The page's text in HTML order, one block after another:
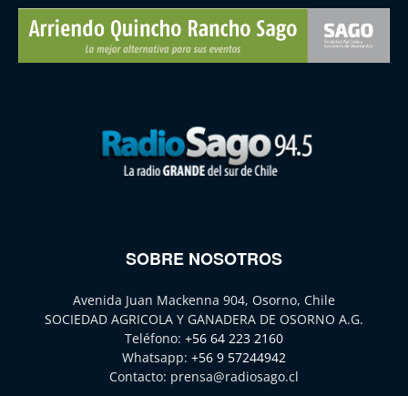
SOBRE NOSOTROS
Avenida Juan Mackenna 904, Osorno, Chile
SOCIEDAD AGRICOLA Y GANADERA DE OSORNO A.G.
Teléfono: +56 64 223 2160
Whatsapp: +56 9 57244942
Contacto: prensa@radiosago.cl